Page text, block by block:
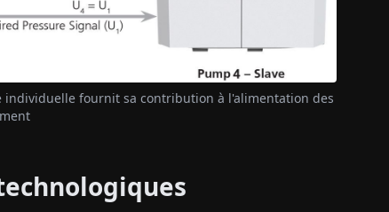
individuelle fournit sa contribution à l'alimentation des